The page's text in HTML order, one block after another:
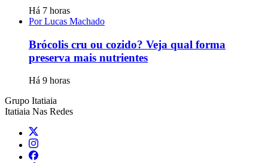
Há 7 horas
Por Lucas Machado
Brócolis cru ou cozido? Veja qual forma
preserva mais nutrientes
Há 9 horas
Grupo Itatiaia
Itatiaia Nas Redes